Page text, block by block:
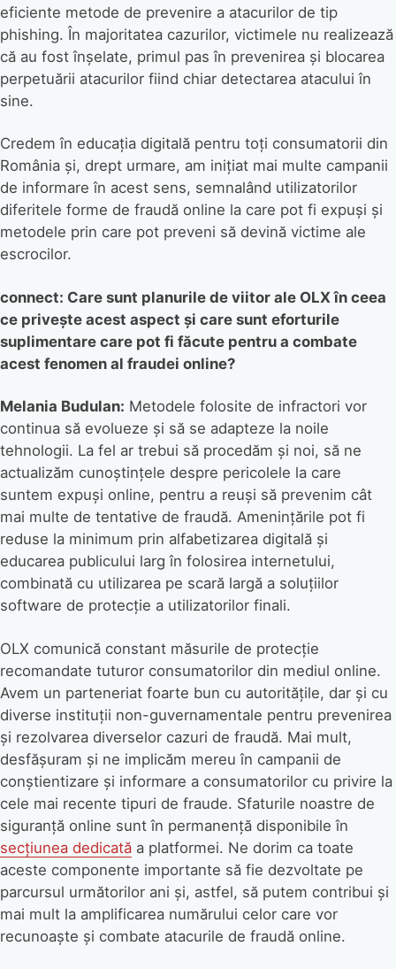
eficiente metode de prevenire a atacurilor de tip
phishing. În majoritatea cazurilor, victimele nu realizează
că au fost înșelate, primul pas în prevenirea și blocarea
perpetuării atacurilor fiind chiar detectarea atacului în
sine.
Credem în educația digitală pentru toți consumatorii din
România și, drept urmare, am inițiat mai multe campanii
de informare în acest sens, semnalând utilizatorilor
diferitele forme de fraudă online la care pot fi expuși și
metodele prin care pot preveni să devină victime ale
escrocilor.
connect: Care sunt planurile de viitor ale OLX în ceea
ce privește acest aspect și care sunt eforturile
suplimentare care pot fi făcute pentru a combate
acest fenomen al fraudei online?
Melania Budulan: Metodele folosite de infractori vor
continua să evolueze și să se adapteze la noile
tehnologii. La fel ar trebui să procedăm și noi, să ne
actualizăm cunoștințele despre pericolele la care
suntem expuși online, pentru a reuși să prevenim cât
mai multe de tentative de fraudă. Amenințările pot fi
reduse la minimum prin alfabetizarea digitală și
educarea publicului larg în folosirea internetului,
combinată cu utilizarea pe scară largă a soluțiilor
software de protecție a utilizatorilor finali.
OLX comunică constant măsurile de protecție
recomandate tuturor consumatorilor din mediul online.
Avem un parteneriat foarte bun cu autoritățile, dar și cu
diverse instituții non-guvernamentale pentru prevenirea
și rezolvarea diverselor cazuri de fraudă. Mai mult,
desfășuram și ne implicăm mereu în campanii de
conștientizare și informare a consumatorilor cu privire la
cele mai recente tipuri de fraude. Sfaturile noastre de
siguranță online sunt în permanență disponibile în
secțiunea dedicată a platformei. Ne dorim ca toate
aceste componente importante să fie dezvoltate pe
parcursul următorilor ani și, astfel, să putem contribui și
mai mult la amplificarea numărului celor care vor
recunoaște și combate atacurile de fraudă online.